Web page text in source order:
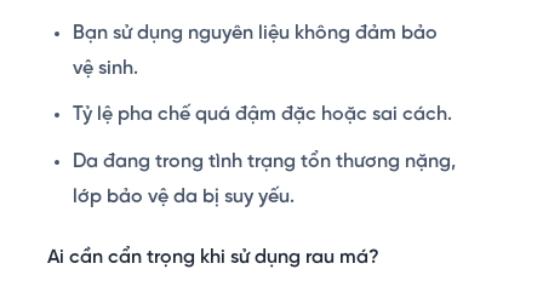
Bạn sử dụng nguyên liệu không đảm bảo
vệ sinh.
Tỷ lệ pha chế quá đậm đặc hoặc sai cách.
Da đang trong tình trạng tổn thương nặng,
lớp bảo vệ da bị suy yếu.
Ai cần cẩn trọng khi sử dụng rau má?